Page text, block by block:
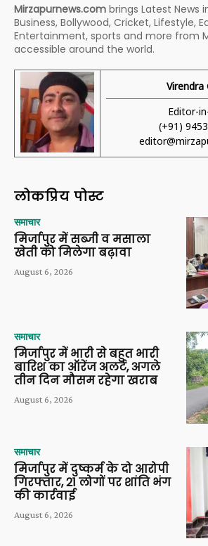
Mirzapurnews.com brings Latest News
Business, Bollywood, Cricket, Lifestyle,
Entertainment, sports and more from
accessible around the world.
Virendra
Editor-
(+91)
लोकप्रिय पोस्ट
समाचार
मिर्जापुर में सब्जी व मसाला
खेती को मिलेगा बढ़ावा
August 6, 2026
समाचार
मिर्जापुर में भारी से बहुत भारी
बारिश का ऑरेंज अलर्ट, अगले
तीन दिन मौसम रहेगा खराब
August 6, 2026
समाचार
मिर्जापुर में दुष्कर्म के दो आरोपी
गिरफ्तार, 21 लोगों पर शांति भंग
की कार्रवाई
August 6, 2026